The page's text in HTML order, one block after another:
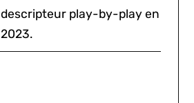
descripteur play-by-play en
2023.